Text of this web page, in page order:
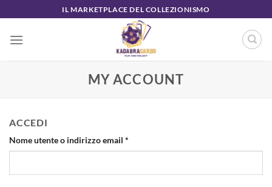
ai
contenuti
IL MARKETPLACE DEL COLLEZIONISMO
MY ACCOUNT
ACCEDI
Nome utente o indirizzo email *